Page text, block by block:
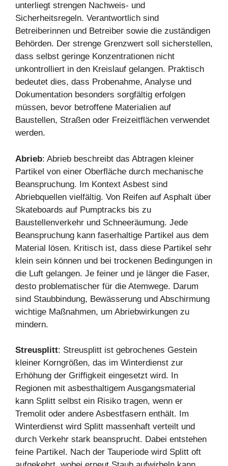
unterliegt strengen Nachweis- und
Sicherheitsregeln. Verantwortlich sind
Betreiberinnen und Betreiber sowie die zuständigen
Behörden. Der strenge Grenzwert soll sicherstellen,
dass selbst geringe Konzentrationen nicht
unkontrolliert in den Kreislauf gelangen. Praktisch
bedeutet dies, dass Probenahme, Analyse und
Dokumentation besonders sorgfältig erfolgen
müssen, bevor betroffene Materialien auf
Baustellen, Straßen oder Freizeitflächen verwendet
werden.
Abrieb: Abrieb beschreibt das Abtragen kleiner
Partikel von einer Oberfläche durch mechanische
Beanspruchung. Im Kontext Asbest sind
Abriebquellen vielfältig. Von Reifen auf Asphalt über
Skateboards auf Pumptracks bis zu
Baustellenverkehr und Schneeräumung. Jede
Beanspruchung kann faserhaltige Partikel aus dem
Material lösen. Kritisch ist, dass diese Partikel sehr
klein sein können und bei trockenen Bedingungen in
die Luft gelangen. Je feiner und je länger die Faser,
desto problematischer für die Atemwege. Darum
sind Staubbindung, Bewässerung und Abschirmung
wichtige Maßnahmen, um Abriebwirkungen zu
mindern.
Streusplitt: Streusplitt ist gebrochenes Gestein
kleiner Korngrößen, das im Winterdienst zur
Erhöhung der Griffigkeit eingesetzt wird. In
Regionen mit asbesthaltigem Ausgangsmaterial
kann Splitt selbst ein Risiko tragen, wenn er
Tremolit oder andere Asbestfasern enthält. Im
Winterdienst wird Splitt massenhaft verteilt und
durch Verkehr stark beansprucht. Dabei entstehen
feine Partikel. Nach der Tauperiode wird Splitt oft